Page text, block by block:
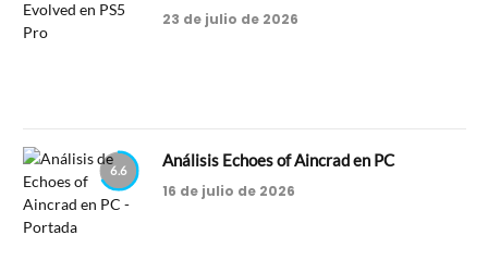
23 de julio de 2026
6.6
Análisis Echoes of Aincrad en PC
16 de julio de 2026